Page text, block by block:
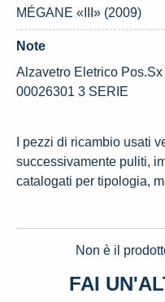
MÉGANE «III» (2009)
Note
Alzavetro Eletrico
00026301 3 SERIE
I pezzi di ricambio usati
successivamente puliti,
catalogati per tipologia,
Non è il
FAI